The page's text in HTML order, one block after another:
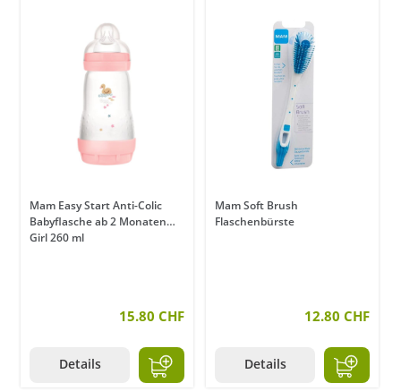
Mam Easy Start Anti-Colic
Babyflasche ab 2 Monaten
Girl 260 ml
15.80 CHF
Details
Mam Soft Brush
Flaschenbürste
12.80 CHF
Details